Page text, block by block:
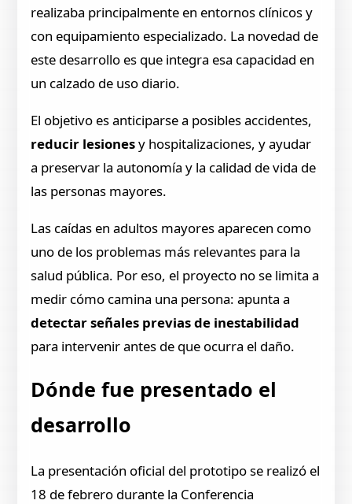
realizaba principalmente en entornos clínicos y
con equipamiento especializado. La novedad de
este desarrollo es que integra esa capacidad en
un calzado de uso diario.
El objetivo es anticiparse a posibles accidentes,
reducir lesionesy hospitalizaciones, y ayudar
a preservar la autonomía y la calidad de vida de
las personas mayores.
Las caídas en adultos mayores aparecen como
uno de los problemas más relevantes para la
salud pública. Por eso, el proyecto no se limita a
medir cómo camina una persona: apunta a
detectar señales previas de inestabilidad
para intervenir antes de que ocurra el daño.
Dónde fue presentado el
desarrollo
La presentación oficial del prototipo se realizó el
18 de febrero durante la Conferencia